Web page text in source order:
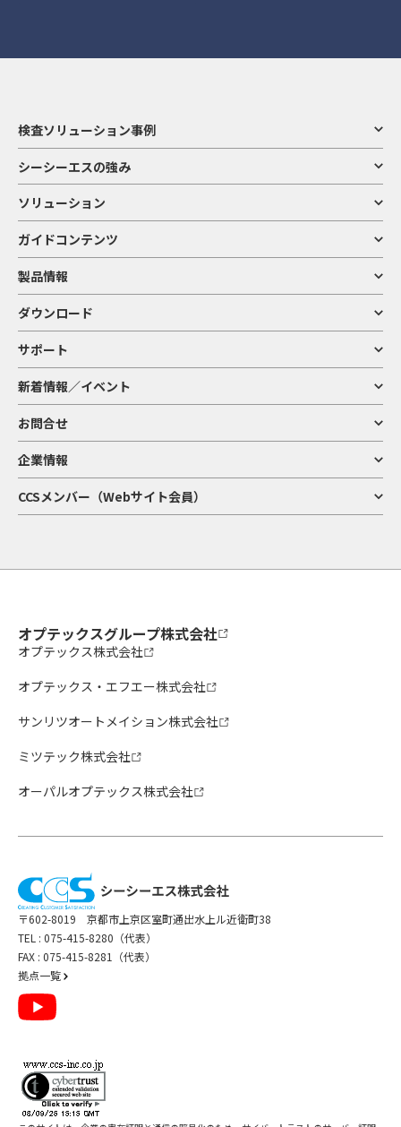
検査ソリューション事例
シーシーエスの強み
ソリューション
ガイドコンテンツ
製品情報
ダウンロード
サポート
新着情報／イベント
お問合せ
企業情報
CCSメンバー（Webサイト会員）
オプテックスグループ株式会社
オプテックス株式会社
オプテックス・エフエー株式会社
サンリツオートメイション株式会社
ミツテック株式会社
オーパルオプテックス株式会社
〒602-8019 京都市上京区室町通出水上ル近衛町38
TEL : 075-415-8280（代表）
FAX : 075-415-8281（代表）
拠点一覧